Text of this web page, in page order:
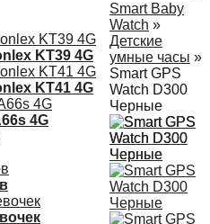
KT39 4G
KT41 4G
4G
Smart Baby
Watch »
Детские
умные часы »
Smart GPS
Watch D300
Черные